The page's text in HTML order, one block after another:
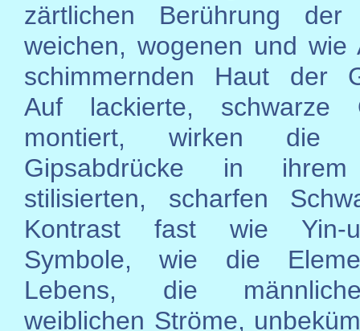
zärtlichen Berührung der
weichen, wogenen und wie
schimmernden Haut der
Auf lackierte, schwarze
montiert, wirken die
Gipsabdrücke in
stilisierten, scharfen
Kontrast fast wie Yin-
Symbole, wie die
Lebens, die
weiblichen Ströme,